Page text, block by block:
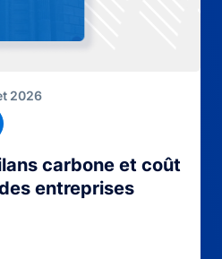
carbone et coût
entreprises
2026